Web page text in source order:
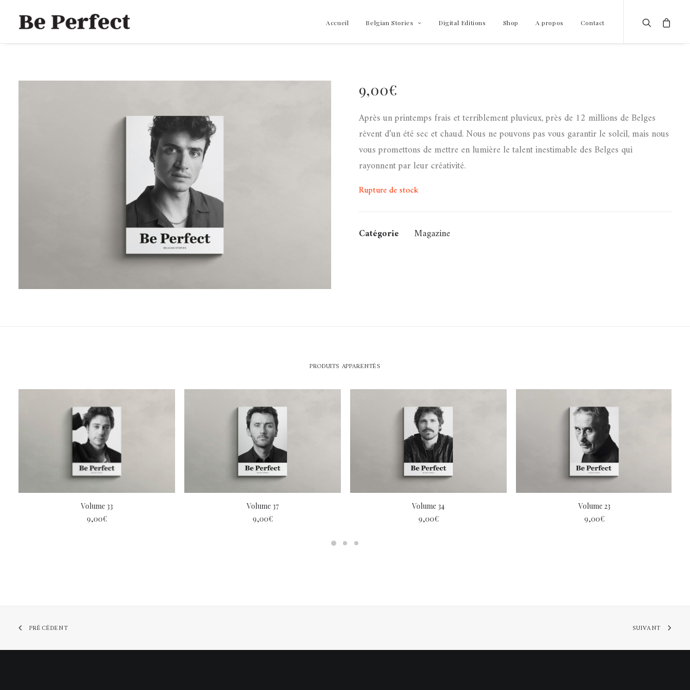
Accueil Belgian Stories Digital Editions Shop A propos Contact
9,00€
Après un printemps frais et terriblement pluvieux, près de 12 millions de Belges
rêvent d’un été sec et chaud. Nous ne pouvons pas vous garantir le soleil, mais nous
vous promettons de mettre en lumière le talent inestimable des Belges qui
rayonnent par leur créativité.
Rupture de stock
Catégorie Magazine
PRODUITS APPARENTÉS
LIRE LA SUITE
Volume 33
9,00€
AJOUTER AU PANIER
Volume 37
9,00€
LIRE LA SUITE
Volume 34
9,00€
LIRE LA SUITE
Volume 23
9,00€
PRÉCÉDENT SUIVANT